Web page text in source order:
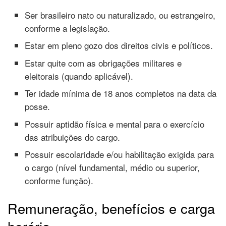
Ser brasileiro nato ou naturalizado, ou estrangeiro,
conforme a legislação.
Estar em pleno gozo dos direitos civis e políticos.
Estar quite com as obrigações militares e
eleitorais (quando aplicável).
Ter idade mínima de 18 anos completos na data da
posse.
Possuir aptidão física e mental para o exercício
das atribuições do cargo.
Possuir escolaridade e/ou habilitação exigida para
o cargo (nível fundamental, médio ou superior,
conforme função).
Remuneração, benefícios e carga